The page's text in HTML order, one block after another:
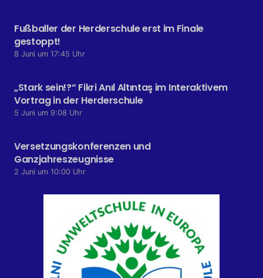
Fußballer der Herderschule erst im Finale
gestoppt!
8 Juni um 17:45 Uhr
„Stark sein!?“ Fikri Anıl Altıntaş im Interaktivem
Vortrag in der Herderschule
5 Juni um 9:08 Uhr
Versetzungskonferenzen und
Ganzjahreszeugnisse
2 Juni um 10:00 Uhr